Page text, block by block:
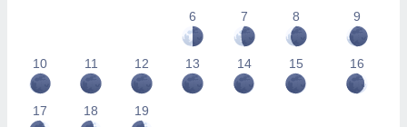
6
7 8 9
10 11 12 13 14 15 16
17 18 19